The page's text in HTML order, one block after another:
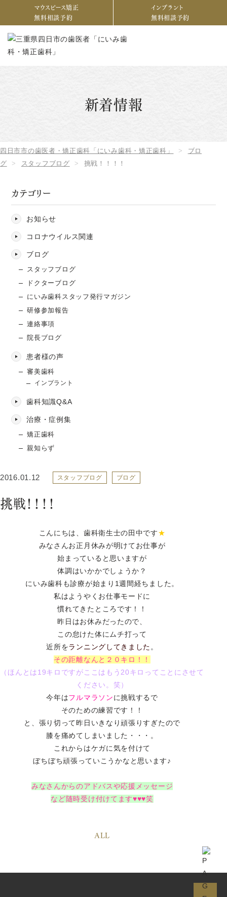
マウスピース矯正
無料相談予約
インプラント
無料相談予約
新着情報
四日市市の歯医者・矯正歯科「にいみ歯科・矯正歯科」
ブロ
グ
スタッフブログ 挑戦！！！！
カテゴリー
お知らせ
コロナウイルス関連
ブログ
スタッフブログ
ドクターブログ
にいみ歯科スタッフ発行マガジン
研修参加報告
連絡事項
院長ブログ
患者様の声
審美歯科
インプラント
歯科知識Q&A
治療・症例集
矯正歯科
親知らず
2016.01.12 スタッフブログ ブログ
挑戦！！！！
こんにちは、歯科衛生士の田中です★
みなさんお正月休みが明けてお仕事が
始まっていると思いますが
体調はいかかでしょうか？
にいみ歯科も診療が始まり1週間経ちました。
私はようやくお仕事モードに
慣れてきたところです！！
昨日はお休みだったので、
この怠けた体にムチ打って
近所をランニングしてきました 。
その距離なんと２０キロ！！
（ほんとは19キロですがここはもう20キロってことにさせて
ください。笑）
今年はフルマラソンに挑戦するで
そのための練習です！！
と、張り切って昨日いきなり頑張りすぎたので
膝を痛めてしまいました・・・。
これからはケガに気を付けて
ぼちぼち頑張っていこうかなと思います♪
みなさんからのアドバスや応援メッセージ
など随時受け付けてます♥♥♥笑
ALL